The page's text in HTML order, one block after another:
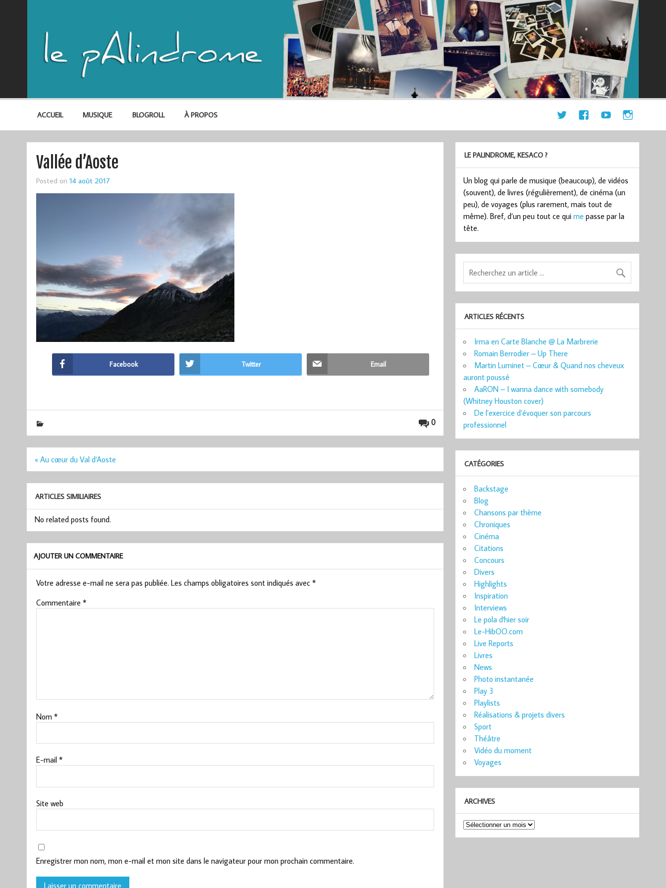
ACCUEIL MUSIQUE BLOGROLL À PROPOS
Vallée d’Aoste
Posted on 14 août 2017
Facebook Twitter Email
0
Navigation
« Au cœur du Val d’Aoste
ARTICLES SIMILIAIRES
No related posts found.
AJOUTER UN COMMENTAIRE
Votre adresse e-mail ne sera pas publiée. Les champs obligatoires sont indiqués avec *
Commentaire *
Nom *
E-mail *
Site web
Enregistrer mon nom, mon e-mail et mon site dans le navigateur pour mon prochain commentaire.
LE PALINDROME, KESACO ?
Un blog qui parle de musique (beaucoup), de vidéos
(souvent), de livres (régulièrement), de cinéma (un
peu), de voyages (plus rarement, mais tout de
même). Bref, d’un peu tout ce quime passe par la
tête.
ARTICLES RÉCENTS
Irma en Carte Blanche @ La Marbrerie
Romain Berrodier – Up There
Martin Luminet – Cœur & Quand nos cheveux
auront poussé
AaRON – I wanna dance with somebody
(Whitney Houston cover)
De l’exercice d’évoquer son parcours
professionnel
CATÉGORIES
Backstage
Blog
Chansons par thème
Chroniques
Cinéma
Citations
Concours
Divers
Highlights
Inspiration
Interviews
Le pola d'hier soir
Le-HibOO.com
Live Reports
Livres
News
Photo instantanée
Play 3
Playlists
Réalisations & projets divers
Sport
Théâtre
Vidéo du moment
Voyages
ARCHIVES
Archives